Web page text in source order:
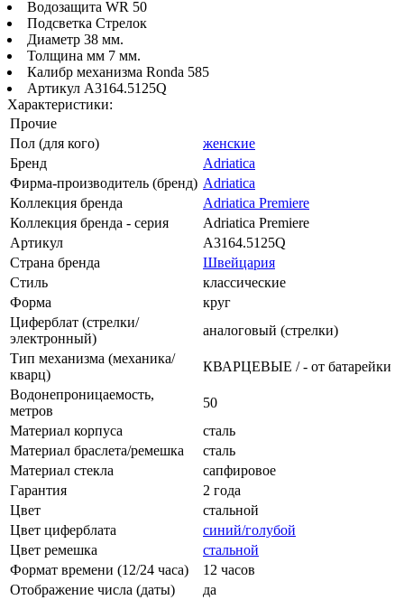
Водозащита WR 50
Подсветка Стрелок
Диаметр 38 мм.
Толщина мм 7 мм.
Калибр механизма Ronda 585
Артикул A3164.5125Q
Характеристики:
Прочие
Пол (для кого)
женские
Бренд
Adriatica
Фирма-производитель (бренд) Adriatica
Коллекция бренда
Adriatica Premiere
Коллекция бренда - серия
Adriatica Premiere
Артикул
A3164.5125Q
Страна бренда
Швейцария
Стиль
классические
Форма
круг
Циферблат (стрелки/
электронный)
аналоговый (стрелки)
Тип механизма (механика/
кварц)
КВАРЦЕВЫЕ / - от батарейки
Водонепроницаемость,
метров
50
Материал корпуса
сталь
Материал браслета/ремешка
сталь
Материал стекла
сапфировое
Гарантия
2 года
Цвет
стальной
Цвет циферблата
синий/голубой
Цвет ремешка
стальной
Формат времени (12/24 часа)
12 часов
Отображение числа (даты)
да